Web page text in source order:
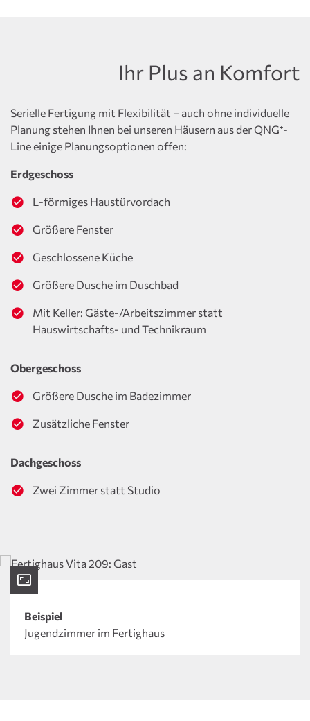
Ihr Plus an Komfort
Serielle Fertigung mit Flexibilität – auch ohne individuelle
Planung stehen Ihnen bei unseren Häusern aus der QNG⁺-
Line einige Planungsoptionen offen:
Erdgeschoss
L-förmiges Haustürvordach
Größere Fenster
Geschlossene Küche
Größere Dusche im Duschbad
Mit Keller: Gäste-/Arbeitszimmer statt
Hauswirtschafts- und Technikraum
Obergeschoss
Größere Dusche im Badezimmer
Zusätzliche Fenster
Dachgeschoss
Zwei Zimmer statt Studio
Beispiel
Jugendzimmer im Fertighaus